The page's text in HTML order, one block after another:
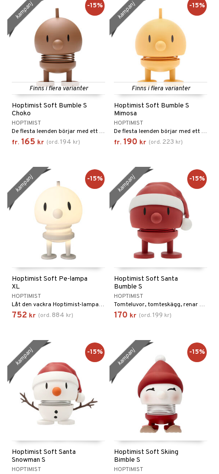
Finns i flera varianter
Hoptimist Soft Bumble S
Choko
HOPTIMIST
De flesta leenden börjar med ett annat leende. Hoptimisten i soft-utgåvan är symbolen för leenden, optimism och gott humör, och med sina mjuka, matta färger och sitt runda, harmoniska uttryck sprider den glädje var den än hamnar.
fr. 165 kr (ord.194 kr)
kampanj -15%
Finns i flera varianter
Hoptimist Soft Bumble S
Mimosa
HOPTIMIST
De flesta leenden börjar med ett annat leende. Hoptimisten i soft-utgåvan är symbolen för leenden, optimism och gott humör, och med sina mjuka, matta färger och sitt runda, harmoniska uttryck sprider den glädje var den än hamnar.
fr. 190 kr (ord. 223 kr)
kampanj -15%
Hoptimist Soft Pe-lampa
XL
HOPTIMIST
Låt den vackra Hoptimist-lampan fylla rummet med ljus, färg och mysfaktor var du än placerar den.
752 kr (ord. 884 kr)
kampanj -15%
Hoptimist Soft Santa
Bumble S
HOPTIMIST
Tomteluvor, tomteskägg, renar och snögubbar. Glädje, värme och förväntan.
170 kr (ord.199 kr)
kampanj -15%
Hoptimist Soft Santa
Snowman S
HOPTIMIST
kampanj -15%
Hoptimist Soft Skiing
Bimble S
HOPTIMIST
kampanj -15%